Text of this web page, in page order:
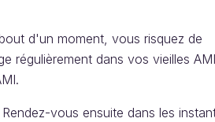
d'un moment, vous risquez de
régulièrement dans vos vieilles
vous ensuite dans les